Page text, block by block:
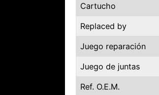
Cartucho
Replaced by
Juego reparación
Juego de juntas
Ref. O.E.M.